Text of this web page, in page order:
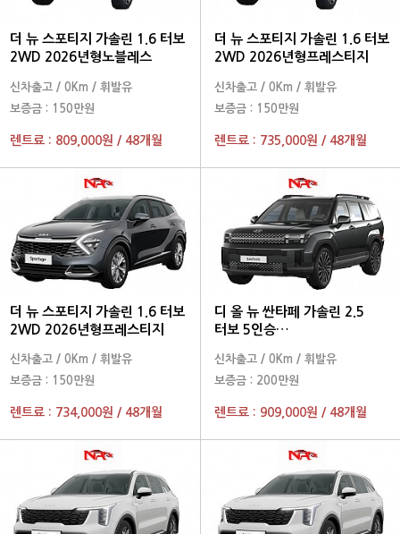
더 뉴 스포티지 가솔린 1.6 터보
2WD 2026년형노블레스
신차출고/ 0Km / 휘발유
보증금 : 150만원
렌트료 : 809,000원 / 48개월
더 뉴 스포티지 가솔린 1.6 터보
2WD 2026년형프레스티지
신차출고/ 0Km / 휘발유
보증금 : 150만원
렌트료 : 735,000원 / 48개월
더 뉴 스포티지 가솔린 1.6 터보
2WD 2026년형프레스티지
신차출고/ 0Km / 휘발유
보증금 : 150만원
렌트료 : 734,000원 / 48개월
디 올 뉴 싼타페 가솔린 2.5
터보 5인승
신차출고/ 0Km / 휘발유
보증금 : 200만원
렌트료 : 909,000원 / 48개월